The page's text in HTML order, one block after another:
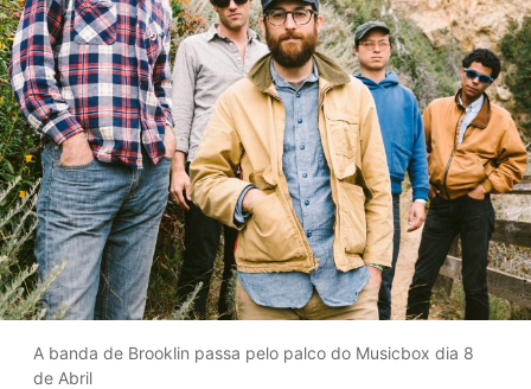
A banda de Brooklin passa pelo palco do Musicbox dia 8
de Abril